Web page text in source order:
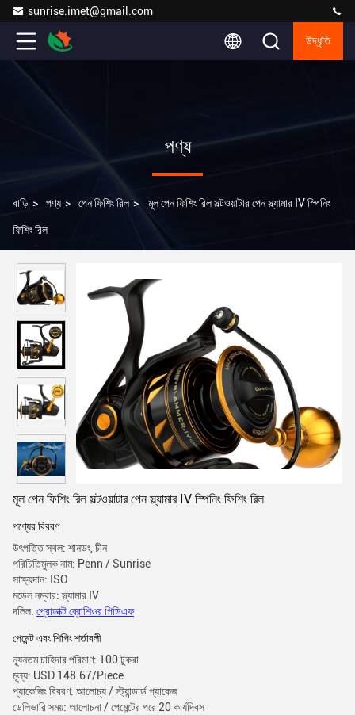
sunrise.imet@gmail.com
উদ্ধৃতি
পণ্য
বাড়ি > পণ্য > পেন ফিশিং রিল > মূল পেন ফিশিং রিল সল্টওয়াটার পেন স্ল্যামার IV স্পিনিং
ফিশিং রিল
মূল পেন ফিশিং রিল সল্টওয়াটার পেন স্ল্যামার IV স্পিনিং ফিশিং রিল
পণ্যের বিবরণ
উৎপত্তি স্থল: শানডং, চীন
পরিচিতিমুলক নাম: Penn / Sunrise
সাক্ষ্যদান: ISO
মডেল নম্বার: স্ল্যামার IV
দলিল: প্রোডাক্ট ব্রোশিওর পিডিএফ
পেমেন্ট এবং শিপিং শর্তাবলী
ন্যূনতম চাহিদার পরিমাণ: 100 টুকরা
মূল্য: USD 148.67/Piece
প্যাকেজিং বিবরণ: আলোচ্য / স্ট্যান্ডার্ড প্যাকেজ
ডেলিভারি সময়: আলোচনা / পেমেন্টের পরে 20 কার্যদিবস